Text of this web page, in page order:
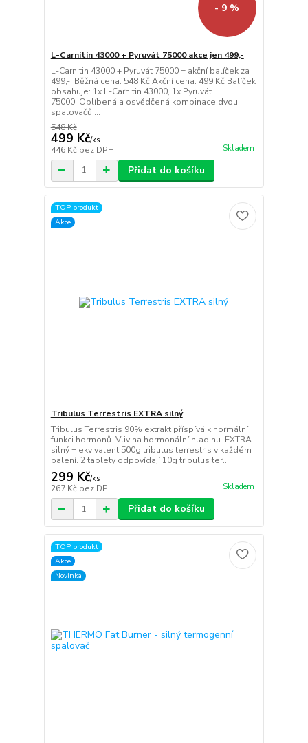
- 9 %
L-Carnitin 43000 + Pyruvát 75000 akce jen 499,-
L-Carnitin 43000 + Pyruvát 75000 = akční balíček za
499,- Běžná cena: 548 Kč Akční cena: 499 Kč Balíček
obsahuje: 1x L-Carnitin 43000, 1x Pyruvát
75000. Oblíbená a osvědčená kombinace dvou
spalovačů ...
548 Kč
499 Kč/ks
446 Kč bez DPH Skladem
Přidat do košíku
TOP produkt
Akce
Tribulus Terrestris EXTRA silný
Tribulus Terrestris 90% extrakt příspívá k normální
funkci hormonů. Vliv na hormonální hladinu. EXTRA
silný = ekvivalent 500g tribulus terrestris v každém
balení. 2 tablety odpovídají 10g tribulus ter...
299 Kč/ks
267 Kč bez DPH Skladem
Přidat do košíku
TOP produkt
Akce
Novinka